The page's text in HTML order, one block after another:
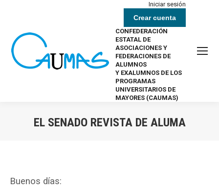
Iniciar sesión
Crear cuenta
CONFEDERACIÓN
ESTATAL DE
ASOCIACIONES Y
FEDERACIONES DE
ALUMNOS
Y EXALUMNOS DE LOS
PROGRAMAS
UNIVERSITARIOS DE
MAYORES (CAUMAS)
EL SENADO REVISTA DE ALUMA
Buenos días: